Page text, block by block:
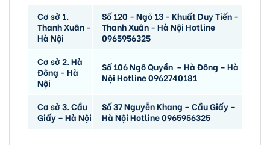
Cơ sở 1.
Thanh Xuân -
Hà Nội
Số 120 - Ngõ 13 - Khuất Duy Tiến -
Thanh Xuân - Hà Nội Hotline
0965956325
Cơ sở 2. Hà
Đông - Hà
Nội
Số 106 Ngô Quyền – Hà Đông – Hà
Nội Hotline 0962740181
Cơ sở 3. Cầu
Giấy – Hà Nội
Số 37 Nguyễn Khang – Cầu Giấy –
Hà Nội Hotline 0965956325